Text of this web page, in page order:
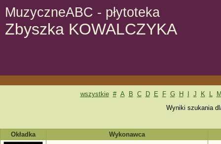
MuzyczneABC - płytoteka
Zbyszka KOWALCZYKA
wszystkie # A B C D E F G H J K L
Wyniki szukania
Okładka Wykonawca